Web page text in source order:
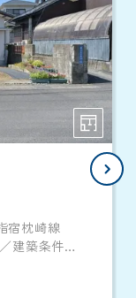
宿枕崎線
建築条件な